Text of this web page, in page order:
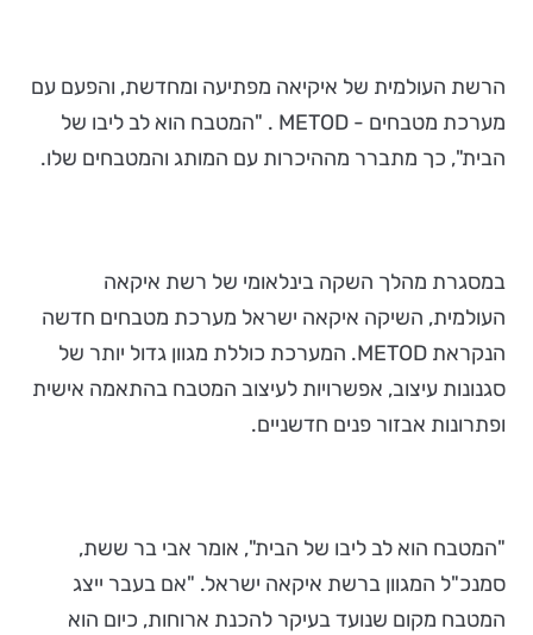
הרשת העולמית של איקיאה מפתיעה ומחדשת, והפעם עם
מערכת מטבחים - METOD . "המטבח הוא לב ליבו של
הבית", כך מתברר מההיכרות עם המותג והמטבחים שלו.
במסגרת מהלך השקה בינלאומי של רשת איקאה
העולמית, השיקה איקאה ישראל מערכת מטבחים חדשה
הנקראת METOD. המערכת כוללת מגוון גדול יותר של
סגנונות עיצוב, אפשרויות לעיצוב המטבח בהתאמה אישית
ופתרונות אבזור פנים חדשניים.
"המטבח הוא לב ליבו של הבית", אומר אבי בר ששת,
סמנכ"ל המגוון ברשת איקאה ישראל. "אם בעבר ייצג
המטבח מקום שנועד בעיקר להכנת ארוחות, כיום הוא